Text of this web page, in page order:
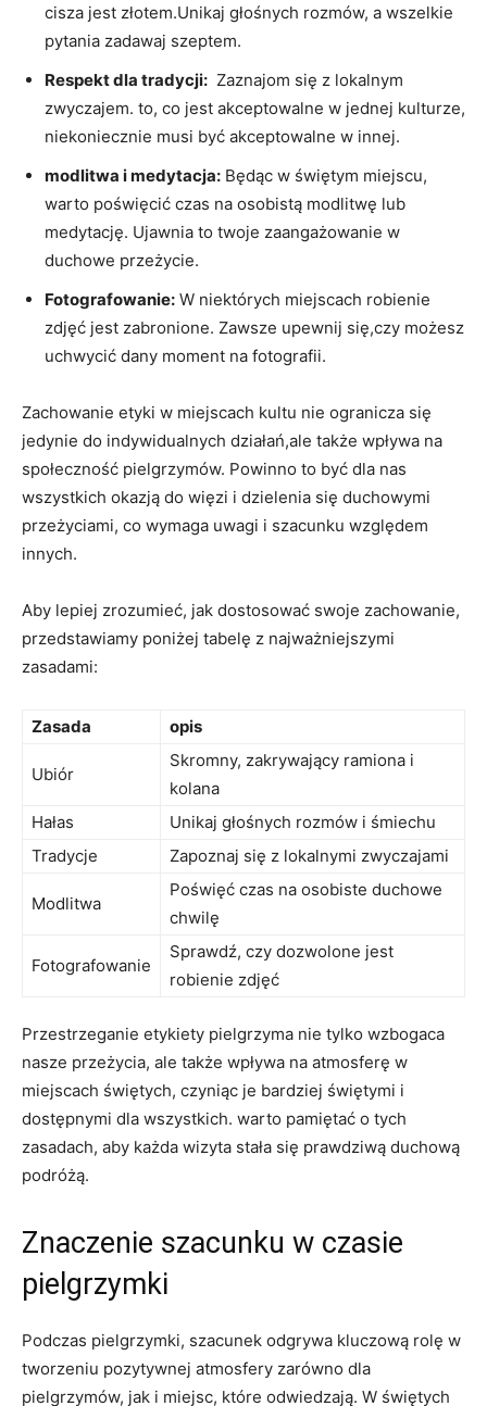
cisza jest złotem.Unikaj ‌głośnych rozmów, a ⁤wszelkie
pytania zadawaj szeptem.
Respekt dla tradycji: ​ Zaznajom ⁣się z ⁣lokalnym
⁣zwyczajem. to, co‍ jest akceptowalne w jednej kulturze,
niekoniecznie musi być akceptowalne ​w ⁤innej.
modlitwa ‌i medytacja: Będąc w świętym miejscu,
warto ‍poświęcić czas na osobistą ⁢modlitwę lub
medytację. Ujawnia⁢ to ⁣twoje zaangażowanie w
duchowe przeżycie.
Fotografowanie: W niektórych ⁢miejscach robienie
zdjęć‌ jest zabronione. Zawsze‍ upewnij ⁢się,czy możesz
uchwycić dany ⁤moment na ​fotografii.
Zachowanie ⁤etyki w ⁣miejscach kultu nie⁤ ogranicza się
jedynie do indywidualnych‌ działań,ale także⁢ wpływa na
społeczność pielgrzymów. Powinno ‍to być dla nas
wszystkich okazją do więzi ‌i dzielenia się duchowymi​
przeżyciami, co⁣ wymaga uwagi i szacunku względem
innych.
Aby ​lepiej ‌zrozumieć, ⁢jak dostosować ⁤swoje​ zachowanie,
przedstawiamy poniżej tabelę z najważniejszymi⁣
zasadami:
Zasada opis
Ubiór
Skromny,⁤ zakrywający⁣ ramiona i​
kolana
Hałas
Unikaj głośnych ​rozmów ⁤i śmiechu
Tradycje
Zapoznaj się z ⁢lokalnymi zwyczajami
Modlitwa
Poświęć ‌czas na osobiste duchowe
chwilę
Fotografowanie
Sprawdź, czy ⁣dozwolone jest
robienie⁣ zdjęć
Przestrzeganie etykiety pielgrzyma nie tylko wzbogaca⁤
nasze przeżycia, ale także wpływa na atmosferę w
miejscach świętych, czyniąc je bardziej​ świętymi i⁣
dostępnymi dla wszystkich. warto⁤ pamiętać o tych
zasadach, aby ⁣każda​ wizyta ⁢stała‌ się prawdziwą duchową
podróżą.
Znaczenie szacunku w​ czasie
pielgrzymki
Podczas pielgrzymki, szacunek odgrywa ​kluczową rolę w
tworzeniu pozytywnej ‍atmosfery ⁤zarówno dla
pielgrzymów, jak i ⁣miejsc, które ⁣odwiedzają. W⁢ świętych